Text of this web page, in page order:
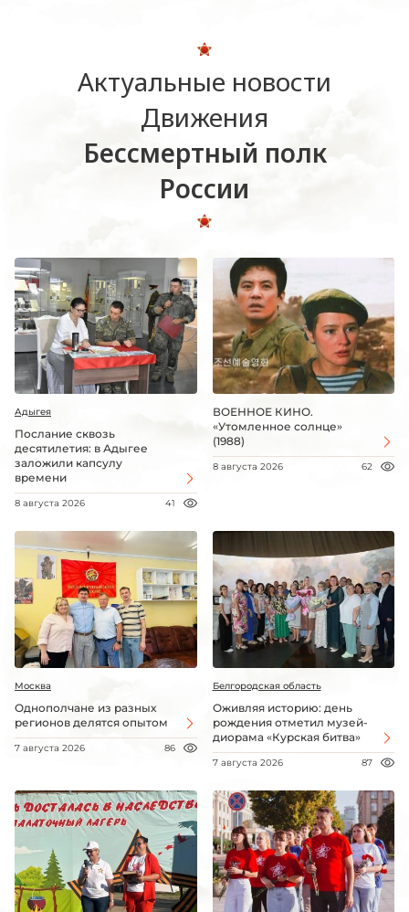
Актуальные новости
Движения
Бессмертный полк
России
Адыгея
Послание сквозь
десятилетия: в Адыгее
заложили капсулу
времени
8 августа 2026 41
ВОЕННОЕ КИНО.
«Утомленное солнце»
(1988)
8 августа 2026 62
Москва
Однополчане из разных
регионов делятся опытом
7 августа 2026 86
Белгородская область
Оживляя историю: день
рождения отметил музей-
диорама «Курская битва»
7 августа 2026 87